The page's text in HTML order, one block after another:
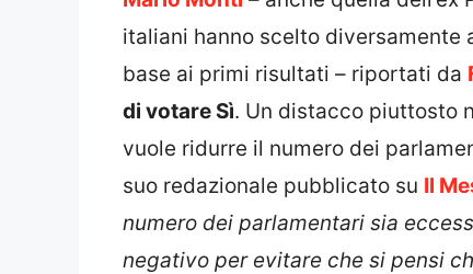
italiani hanno scelto diversamente
base ai primi risultati – riportati da
di votare Sì. Un distacco piuttosto
vuole ridurre il numero dei
suo redazionale pubblicato su Il
numero dei parlamentari sia
negativo per evitare che si pensi